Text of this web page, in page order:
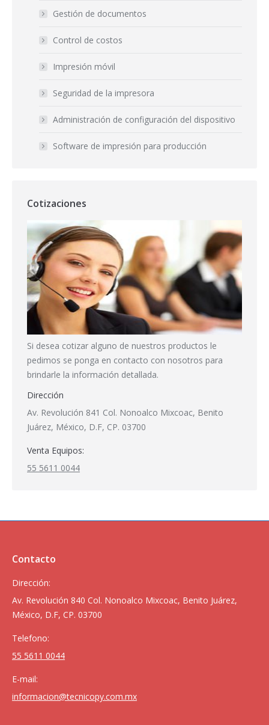
Gestión de documentos
Control de costos
Impresión móvil
Seguridad de la impresora
Administración de configuración del dispositivo
Software de impresión para producción
Cotizaciones
Si desea cotizar alguno de nuestros productos le
pedimos se ponga en contacto con nosotros para
brindarle la información detallada.
Dirección
Av. Revolución 841 Col. Nonoalco Mixcoac, Benito
Juárez, México, D.F, CP. 03700
Venta Equipos:
55 5611 0044
Contacto
Dirección:
Av. Revolución 840 Col. Nonoalco Mixcoac, Benito Juárez,
México, D.F, CP. 03700
Telefono:
55 5611 0044
E-mail:
informacion@tecnicopy.com.mx